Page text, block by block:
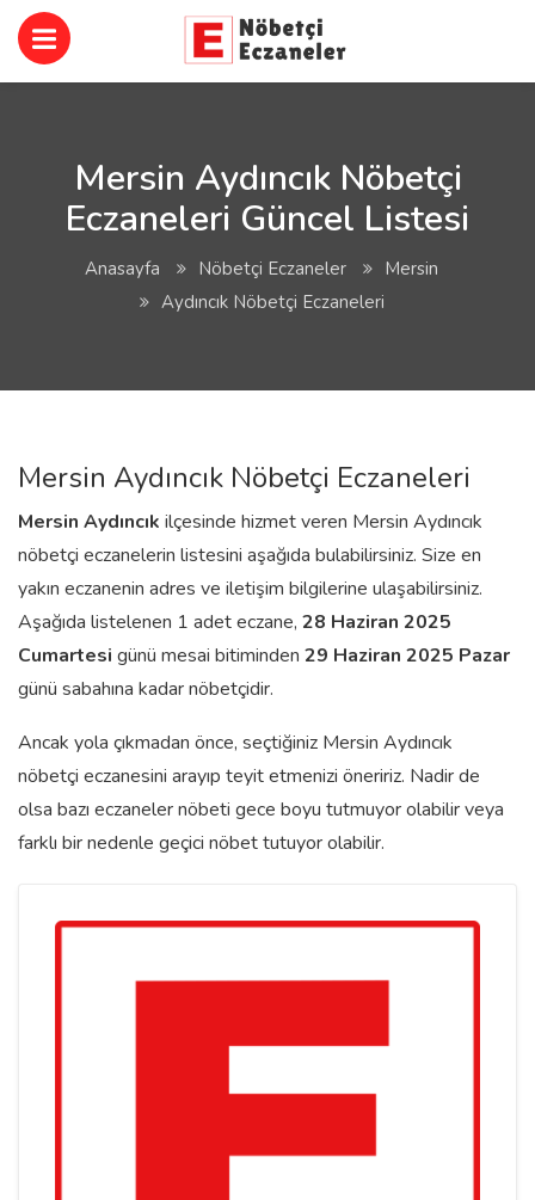
Mersin Aydıncık Nöbetçi
Eczaneleri Güncel Listesi
Anasayfa Nöbetçi Eczaneler
Mersin
Aydıncık Nöbetçi Eczaneleri
Mersin Aydıncık Nöbetçi Eczaneleri
Mersin Aydıncık ilçesinde hizmet veren Mersin Aydıncık
nöbetçi eczanelerin listesini aşağıda bulabilirsiniz. Size en
yakın eczanenin adres ve iletişim bilgilerine ulaşabilirsiniz.
Aşağıda listelenen 1 adet eczane, 28 Haziran 2025
Cumartesi günü mesai bitiminden 29 Haziran 2025 Pazar
günü sabahına kadar nöbetçidir.
Ancak yola çıkmadan önce, seçtiğiniz Mersin Aydıncık
nöbetçi eczanesini arayıp teyit etmenizi öneririz. Nadir de
olsa bazı eczaneler nöbeti gece boyu tutmuyor olabilir veya
farklı bir nedenle geçici nöbet tutuyor olabilir.